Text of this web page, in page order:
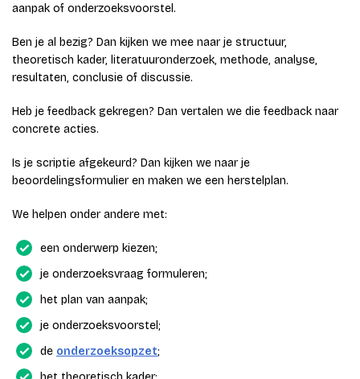
aanpak of onderzoeksvoorstel.
Ben je al bezig? Dan kijken we mee naar je structuur,
theoretisch kader, literatuuronderzoek, methode, analyse,
resultaten, conclusie of discussie.
Heb je feedback gekregen? Dan vertalen we die feedback naar
concrete acties.
Is je scriptie afgekeurd? Dan kijken we naar je
beoordelingsformulier en maken we een herstelplan.
We helpen onder andere met:
een onderwerp kiezen;
je onderzoeksvraag formuleren;
het plan van aanpak;
je onderzoeksvoorstel;
de onderzoeksopzet;